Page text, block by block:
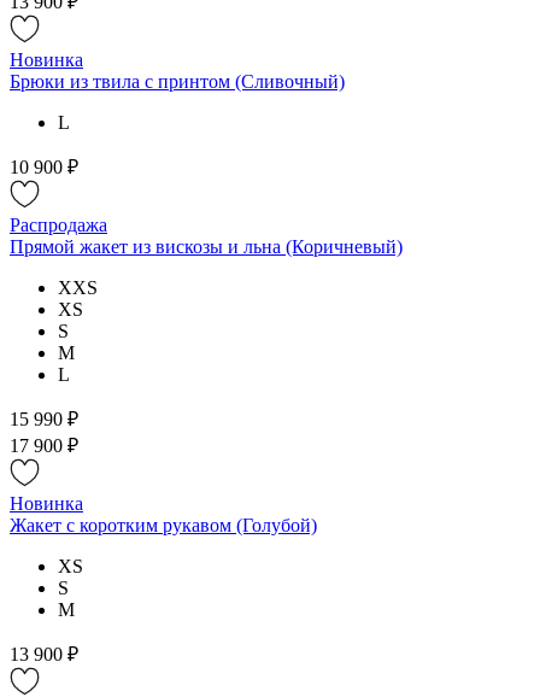
Новинка
Брюки из твила с принтом (Сливочный)
L
10 900 ₽
Распродажа
Прямой жакет из вискозы и льна (Коричневый)
XXS
XS
S
M
L
15 990 ₽
17 900 ₽
Новинка
Жакет с коротким рукавом (Голубой)
XS
S
M
13 900 ₽